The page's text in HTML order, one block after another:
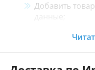
Добавить
данные;
Менеджер